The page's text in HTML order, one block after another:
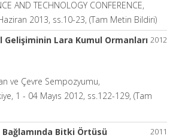
AND TECHNOLOGY CONFERENCE,
2013, ss.10-23, (Tam Metin Bildiri)
2012
Lara Kumul Ormanları
ve Çevre Sempozyumu,
1 - 04 Mayıs 2012, ss.122-129, (Tam
2011
Bağlamında Bitki Örtüsü